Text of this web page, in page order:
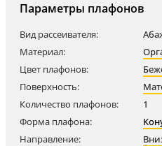
Параметры плафонов
Вид рассеивателя:
Материал:
Цвет плафонов:
Поверхность:
Количество плафонов:
1
Форма плафона:
Направление: